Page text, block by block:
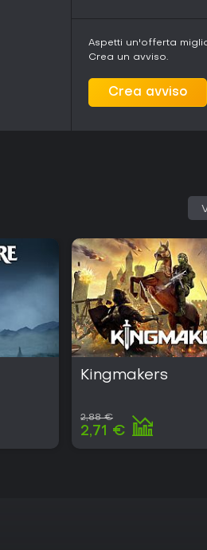
specie in salsa pixel art. Se ti piace
Aspetti un'offerta
Crea un avviso.
Crea avviso
Kingmakers
2,88 €
2,71 €